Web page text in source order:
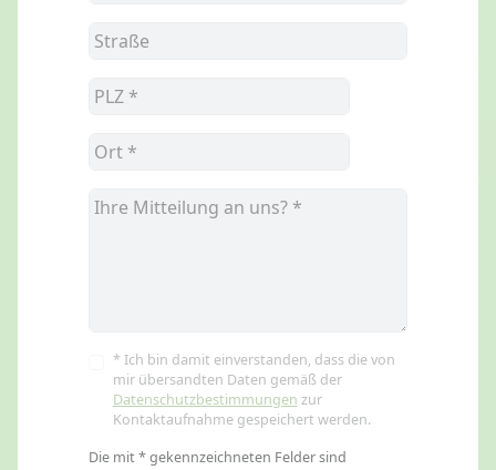
* Ich bin damit einverstanden, dass die von
mir übersandten Daten gemäß der
Datenschutzbestimmungen zur
Kontaktaufnahme gespeichert werden.
Die mit * gekennzeichneten Felder sind